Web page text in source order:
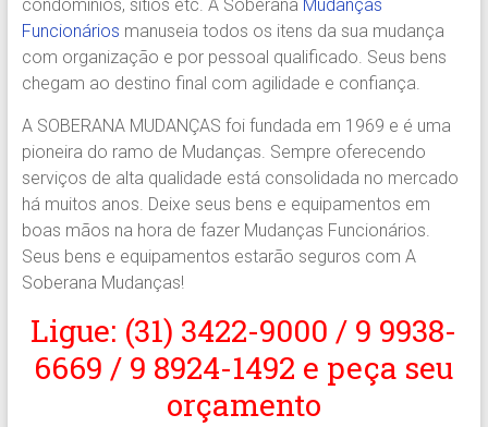
Içamento
é
com
A
Soberana
Içamentos.
condomínios, sítios etc. A Soberana Mudanças
Funcionários manuseia todos os itens da sua mudança
com organização e por pessoal qualificado. Seus bens
chegam ao destino final com agilidade e confiança.
A SOBERANA MUDANÇAS foi fundada em 1969 e é uma
pioneira do ramo de Mudanças. Sempre oferecendo
serviços de alta qualidade está consolidada no mercado
há muitos anos. Deixe seus bens e equipamentos em
boas mãos na hora de fazer Mudanças Funcionários.
Seus bens e equipamentos estarão seguros com A
Soberana Mudanças!
Ligue: (31) 3422-9000 / 9 9938-
6669 / 9 8924-1492 e peça seu
orçamento